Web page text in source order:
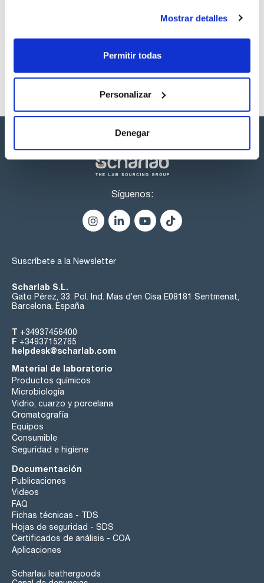
Mostrar detalles
Permitir todas
Personalizar
Denegar
productos marca Scharlau habitualmente en stock,
Síguenos:
Suscríbete a la Newsletter
Scharlab S.L.
Gato Pérez, 33. Pol. Ind. Mas d’en Cisa E08181 Sentmenat,
Barcelona, España
T +34937456400
F +34937152765
helpdesk@scharlab.com
Material de laboratorio
Productos químicos
Microbiología
Vidrio, cuarzo y porcelana
Cromatografía
Equipos
Consumible
Seguridad e higiene
Documentación
Publicaciones
Videos
FAQ
Fichas técnicas - TDS
Hojas de seguridad - SDS
Certificados de análisis - COA
Aplicaciones
Scharlau leathergoods